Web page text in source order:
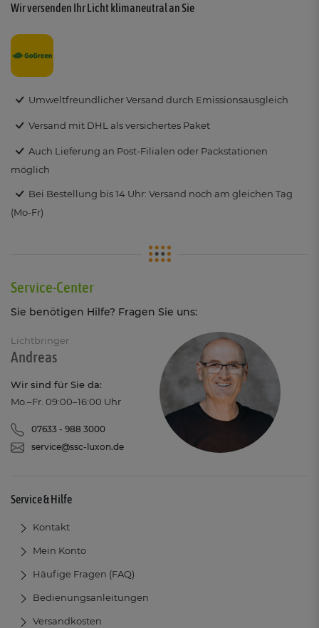
Wir versenden Ihr Licht klimaneutral an Sie
Umweltfreundlicher Versand durch Emissionsausgleich
Versand mit DHL als versichertes Paket
Auch Lieferung an Post-Filialen oder Packstationen
möglich
Bei Bestellung bis 14 Uhr: Versand noch am gleichen Tag
(Mo-Fr)
Service-Center
Sie benötigen Hilfe? Fragen Sie uns:
Lichtbringer
Andreas
Wir sind für Sie da:
Mo.–Fr. 09:00–16:00 Uhr
07633 - 988 3000
service@ssc-luxon.de
Service & Hilfe
Kontakt
Mein Konto
Häufige Fragen (FAQ)
Bedienungsanleitungen
Versandkosten